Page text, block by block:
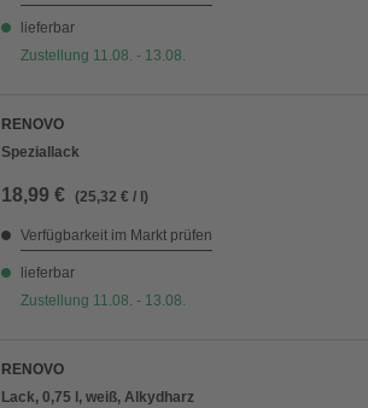
lieferbar
Zustellung 11.08. - 13.08.
RENOVO
Speziallack
18,99 € (25,32 € / l)
Verfügbarkeit im Markt prüfen
lieferbar
Zustellung 11.08. - 13.08.
RENOVO
Lack, 0,75 l, weiß, Alkydharz